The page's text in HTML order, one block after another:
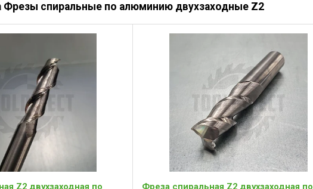
Фрезы спиральные по алюминию двухзаходные Z2
Z2 двухзаходная по
Фреза спиральная Z2 двухзаходная по